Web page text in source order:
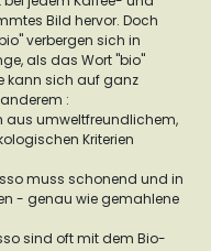
Bild hervor. Doch
verbergen sich in
als das Wort "bio"
kann sich auf ganz
:
aus umweltfreundlichem,
Kriterien
muss schonend und in
- genau wie gemahlene
sind oft mit dem Bio-